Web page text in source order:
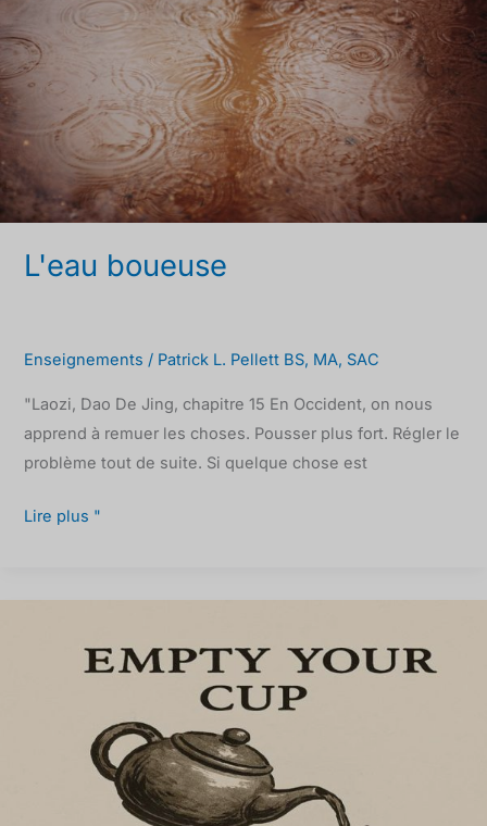
L'eau boueuse
Enseignements / Patrick L. Pellett BS, MA, SAC
"Laozi, Dao De Jing, chapitre 15 En Occident, on nous
apprend à remuer les choses. Pousser plus fort. Régler le
problème tout de suite. Si quelque chose est
Lire plus "